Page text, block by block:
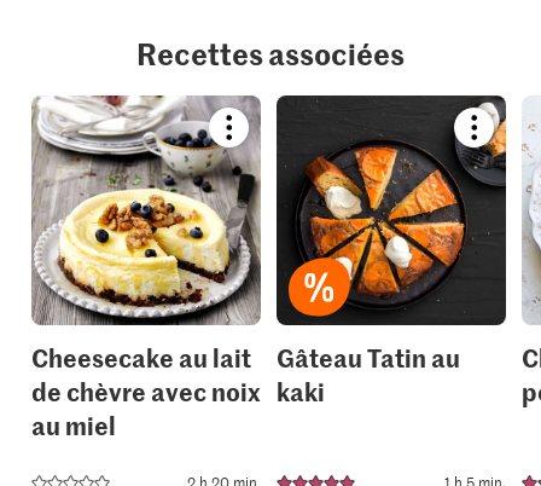
Recettes associées
Bookmark
recipe
or
add
it
to
your
collections.
Cheesecake au lait
de chèvre avec noix
au miel
recipe
or
add
your
Gâteau Tatin au
kaki